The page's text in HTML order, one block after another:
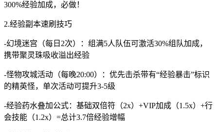
300%经验加成，必做！
2.经验副本速刷技巧
-幻境迷宫（每日2次）：组满5人队伍可激活30%组队加成，
携带聚灵珠吸收溢出经验
-怪物攻城活动（每晚20:00）：优先击杀带有“经验暴击”标识
的精英怪，单次活动可提升3-5级
-经验药水叠加公式：基础双倍符（2x）+VIP加成（1.5x）+行
会技能（1.2x）=总计3.7倍经验增幅